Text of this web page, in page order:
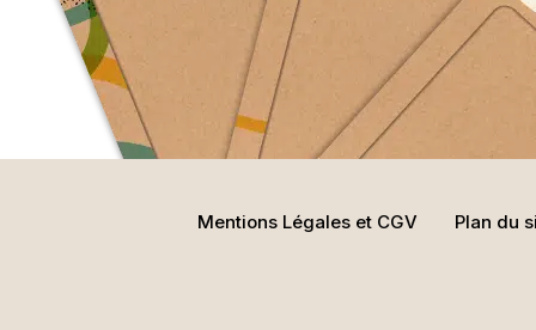
Mentions Légales et CGV Plan du